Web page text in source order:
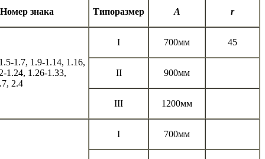
Номер знака Типоразмер А r
1.7, 1.9-1.14, 1.16,
1.24, 1.26-1.33,
2.4
I 700мм 45
II 900мм
III 1200мм
I 700мм